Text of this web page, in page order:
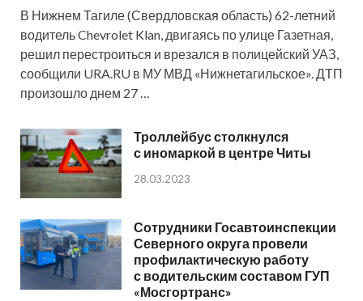
В Нижнем Тагиле (Свердловская область) 62-летний
водитель Chevrolet Klan, двигаясь по улице Газетная,
решил перестроиться и врезался в полицейский УАЗ,
сообщили URA.RU в МУ МВД «Нижнетагильское». ДТП
произошло днем 27 …
Троллейбус столкнулся
с иномаркой в центре Читы
28.03.2023
Сотрудники Госавтоинспекции
Северного округа провели
профилактическую работу
с водительским составом ГУП
«Мосгортранс»